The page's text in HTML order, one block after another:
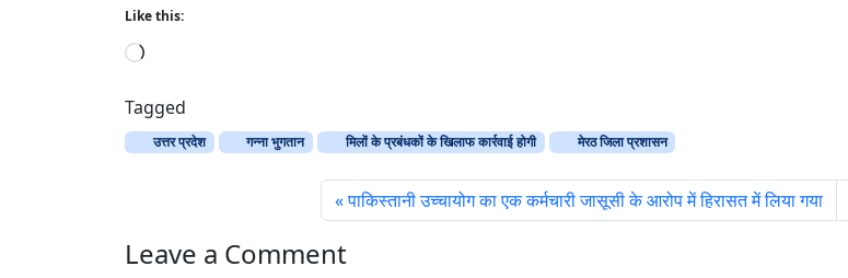
Like this:
L
a
d
i
Tagged
उत्तर प्रदेश गन्ना भुगतान मिलों के प्रबंधकों के खिलाफ कार्रवाई होगी मेरठ जिला प्रशासन
पाकिस्तानी उच्चायोग का एक कर्मचारी जासूसी के आरोप में हिरासत में लिया गया
Leave a Comment